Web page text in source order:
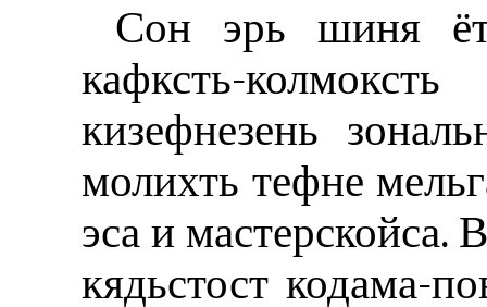
Сон эрь шиня
кафксть-
кизефнезень
молихть тефне
эса и мастерскойса.
кядьстост кодама-